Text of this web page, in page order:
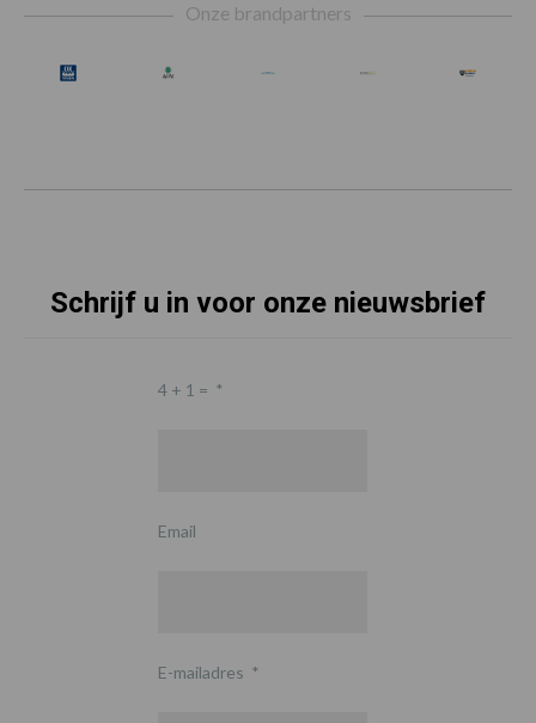
Onze brandpartners
Schrijf u in voor onze nieuwsbrief
4 + 1 = *
Email
E-mailadres *